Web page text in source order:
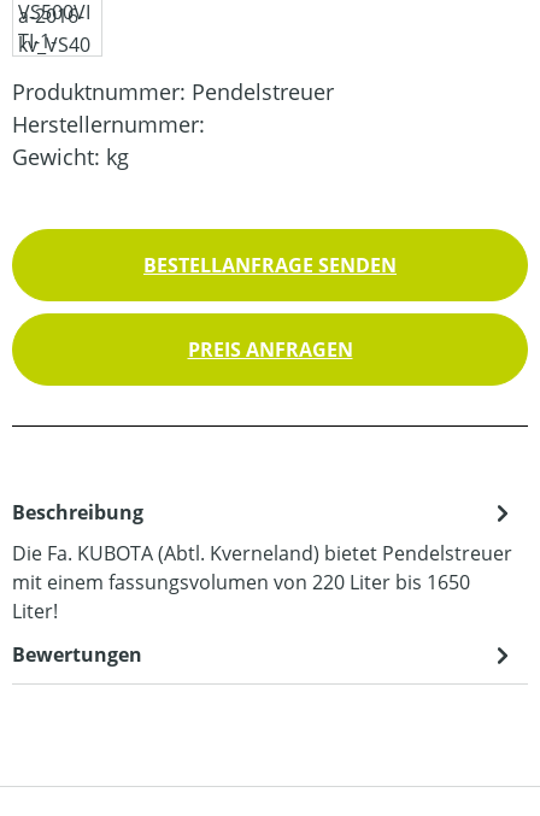
Produktnummer: Pendelstreuer
Herstellernummer:
Gewicht: kg
BESTELLANFRAGE SENDEN
PREIS ANFRAGEN
Beschreibung
Die Fa. KUBOTA (Abtl. Kverneland) bietet Pendelstreuer
mit einem fassungsvolumen von 220 Liter bis 1650
Liter!
Bewertungen